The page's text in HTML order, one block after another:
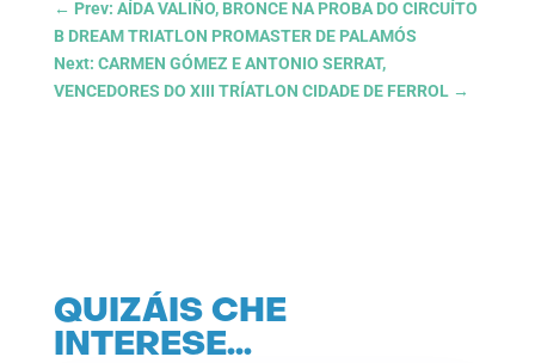
← Prev: AÍDA VALIÑO, BRONCE NA PROBA DO CIRCUÍTO
B DREAM TRIATLON PROMASTER DE PALAMÓS
Next: CARMEN GÓMEZ E ANTONIO SERRAT,
VENCEDORES DO XIII TRÍATLON CIDADE DE FERROL→
QUIZÁIS CHE
INTERESE…